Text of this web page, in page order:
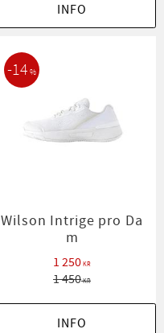
INFO
Wilson Intrige pro Da
m
1 250KR
1 450KR
14 %
INFO